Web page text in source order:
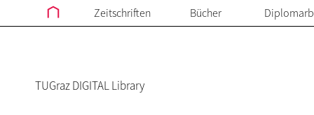
Zeitschriften Bücher
TUGraz DIGITAL Library